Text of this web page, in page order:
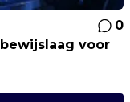
0
voor